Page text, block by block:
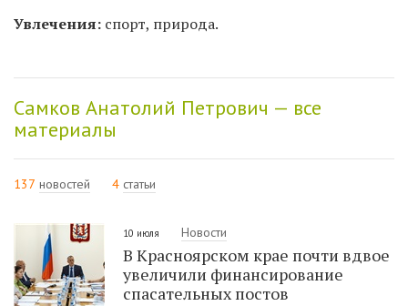
Увлечения: спорт, природа.
Самков Анатолий Петрович — все
материалы
137 новостей 4 статьи
10 июля Новости
В Красноярском крае почти вдвое
увеличили финансирование
спасательных постов